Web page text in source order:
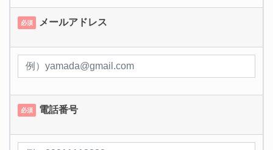
必須 メールアドレス
必須 電話番号